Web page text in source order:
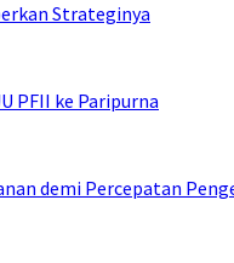
Strateginya
PFII ke Paripurna
demi Percepatan